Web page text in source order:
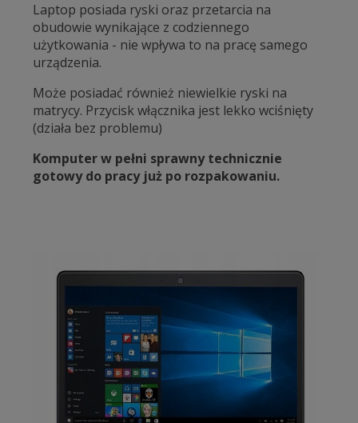
Laptop posiada ryski oraz przetarcia na
obudowie wynikające z codziennego
użytkowania - nie wpływa to na pracę samego
urządzenia.
Może posiadać również niewielkie ryski na
matrycy. Przycisk włącznika jest lekko wciśnięty
(działa bez problemu)
Komputer w pełni sprawny technicznie
gotowy do pracy już po rozpakowaniu.